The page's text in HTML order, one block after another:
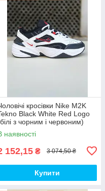
кросівки Nike M2K
Black White Red Logo
з чорним і червоним)
демі кроси PD7430
наявності
152,15 ₴ 3 074,50 ₴
Купити